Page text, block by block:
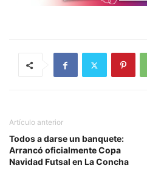
Artículo anterior
Todos a darse un banquete:
Arrancó oficialmente Copa
Navidad Futsal en La Concha